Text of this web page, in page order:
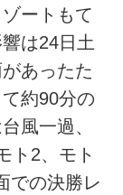
ートもて
は24日土
あったた
約90分の
風一過、
ト2、モト
での決勝レ